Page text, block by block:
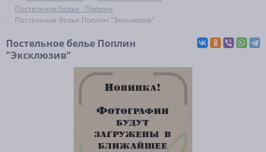
Постельное белье - Поплин
Постельное белье Поплин "Эксклюзив"
Постельное белье Поплин
"Эксклюзив"